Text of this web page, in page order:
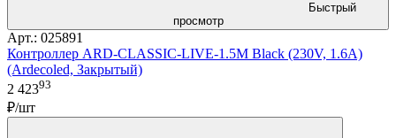
Быстрый
просмотр
Арт.: 025891
Контроллер ARD-CLASSIC-LIVE-1.5M Black (230V, 1.6A)
(Ardecoled, Закрытый)
2 42393
₽/шт